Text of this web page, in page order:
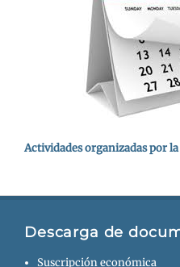
Actividades organizadas por
Descarga de
Suscripción económica